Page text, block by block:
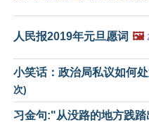
人民报2019年元旦愿词 🖼️
小笑话：政治局私议如何
次)
习金句:"从没路的地方践